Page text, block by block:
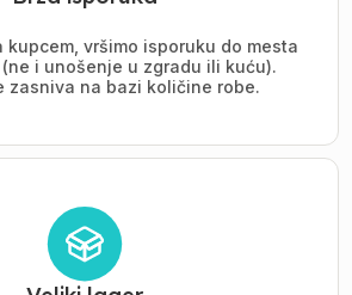
kupcem, vršimo isporuku do mesta
i unošenje u zgradu ili kuću).
zasniva na bazi količine robe.